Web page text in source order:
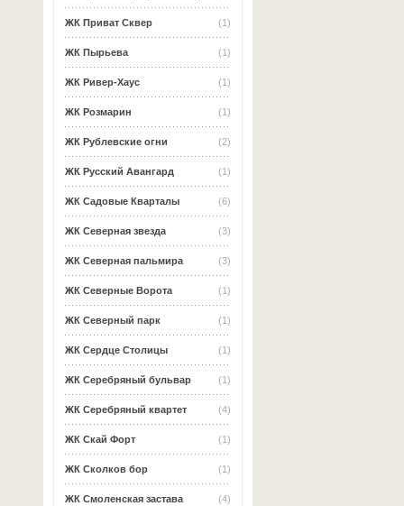
(1)
ЖК Приват Сквер
(1)
ЖК Пырьева
(1)
ЖК Ривер-Хаус
(1)
ЖК Розмарин
(2)
ЖК Рублевские огни
(1)
ЖК Русский Авангард
(6)
ЖК Садовые Кварталы
(3)
ЖК Северная звезда
(3)
ЖК Северная пальмира
(1)
ЖК Северные Ворота
(1)
ЖК Северный парк
(1)
ЖК Сердце Столицы
(1)
ЖК Серебряный бульвар
(4)
ЖК Серебряный квартет
(1)
ЖК Скай Форт
(1)
ЖК Сколков бор
(4)
ЖК Смоленская застава